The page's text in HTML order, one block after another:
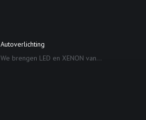
Autoverlichting
We brengen LED en XENON van...